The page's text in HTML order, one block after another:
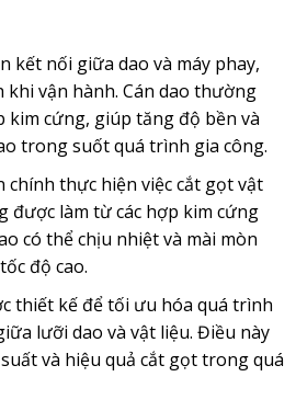
kết nối giữa dao và máy phay,
khi vận hành. Cán dao thường
kim cứng, giúp tăng độ bền và
trong suốt quá trình gia công.
chính thực hiện việc cắt gọt vật
được làm từ các hợp kim cứng
có thể chịu nhiệt và mài mòn
độ cao.
thiết kế để tối ưu hóa quá trình
lưỡi dao và vật liệu. Điều này
và hiệu quả cắt gọt trong quá